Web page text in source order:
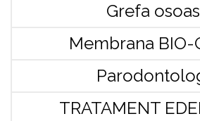
Grefa
Membrana BIO-
TRATAMENT